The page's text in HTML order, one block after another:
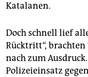
Katalanen.
Doch schnell lief
Rücktritt“,
nach zum
Polizeieinsatz